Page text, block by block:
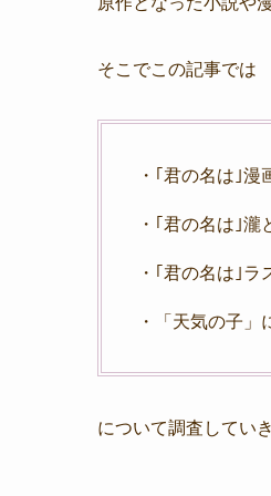
そこでこの記事では
・｢君の名は｣
・｢君の名は｣
・｢君の名は｣ラ
・「天気の子」
について調査してい